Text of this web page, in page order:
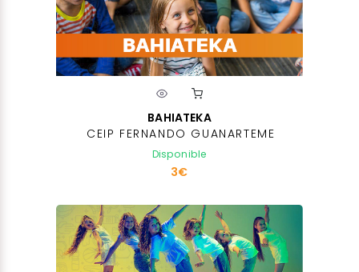
BAHIATEKA
CEIP FERNANDO GUANARTEME
Disponible
3€